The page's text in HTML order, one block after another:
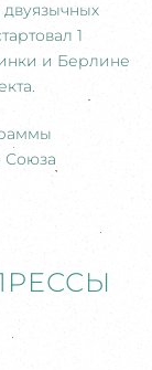
1
и Берлине
Союза